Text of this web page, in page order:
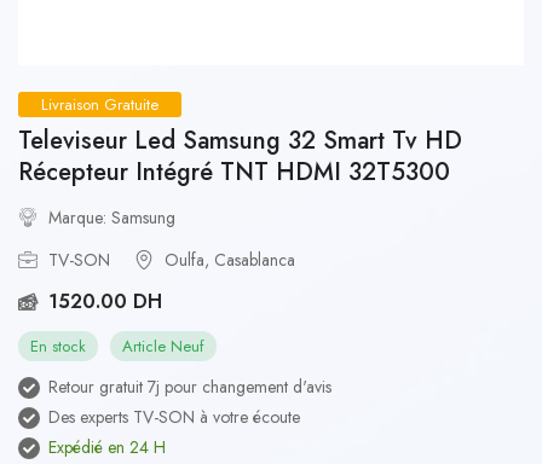
Livraison Gratuite
Televiseur Led Samsung 32 Smart Tv HD
Récepteur Intégré TNT HDMI 32T5300
Marque: Samsung
TV-SON
Oulfa, Casablanca
1520.00 DH
En stock Article Neuf
Retour gratuit 7j pour changement d'avis
Des experts TV-SON à votre écoute
Expédié en 24 H